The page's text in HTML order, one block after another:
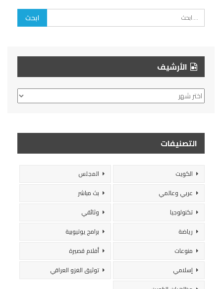
الأرشيف
الأرشيف
التصنيفات
الكويت
المجلس
عربي وعالمي
بث مباشر
تكنولوجيا
وثائقي
رياضة
برامج يوتيوبية
منوعات
أفلام قصيرة
إسلامي
توثيق الغزو العراقي